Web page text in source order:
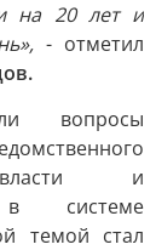
на 20 лет и
- отметил
вопросы
власти и
в системе
темой стал